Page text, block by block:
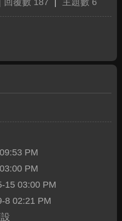
回覆數 187 主題數 6
PM
PM
15 03:00 PM
8 02:21 PM